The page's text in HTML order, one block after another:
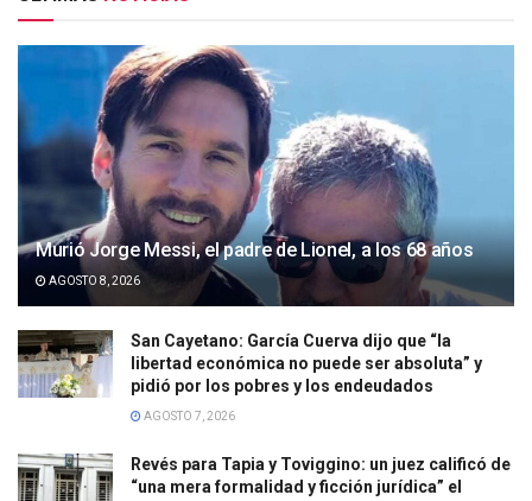
Murió Jorge Messi, el padre de Lionel, a los 68 años
AGOSTO 8, 2026
San Cayetano: García Cuerva dijo que “la
libertad económica no puede ser absoluta” y
pidió por los pobres y los endeudados
AGOSTO 7, 2026
Revés para Tapia y Toviggino: un juez calificó de
“una mera formalidad y ficción jurídica” el